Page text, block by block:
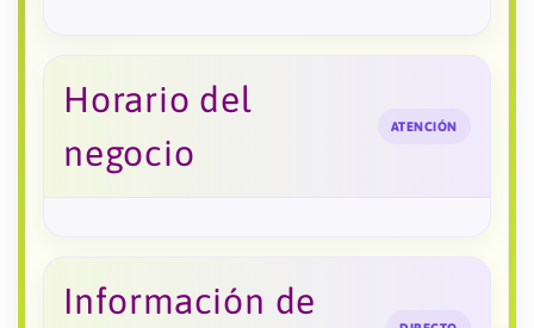
Horario del
negocio
ATENCIÓN
Información de